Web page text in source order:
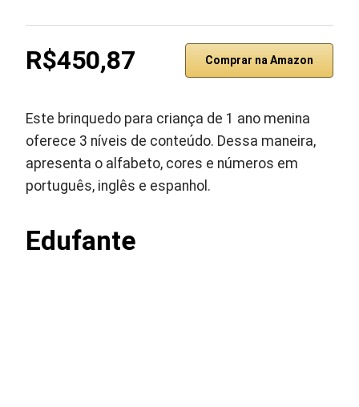
R$450,87 Comprar na Amazon
Este brinquedo para criança de 1 ano menina
oferece 3 níveis de conteúdo. Dessa maneira,
apresenta o alfabeto, cores e números em
português, inglês e espanhol.
Edufante